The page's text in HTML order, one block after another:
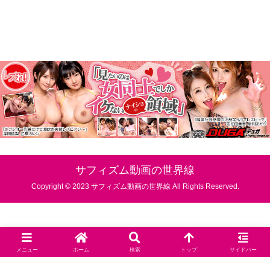
サフィズム動画の世界線
Copyright © 2023 サフィズム動画の世界線 All Rights Reserved.
メニュー ホーム 検索 トップ サイドバー